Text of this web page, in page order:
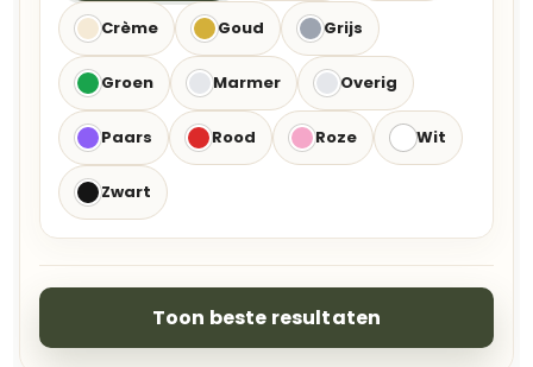
Crème Goud Grijs
Groen Marmer Overig
Paars Rood Roze Wit
Zwart
Toon beste resultaten